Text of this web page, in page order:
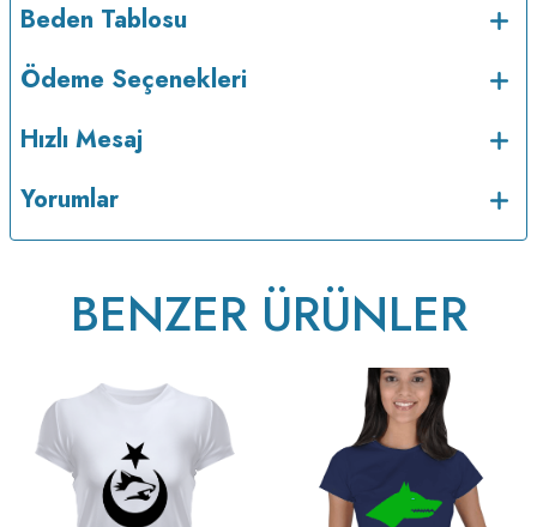
Beden Tablosu
Ödeme Seçenekleri
Hızlı Mesaj
Yorumlar
BENZER ÜRÜNLER